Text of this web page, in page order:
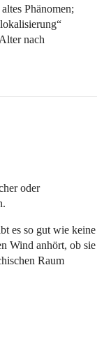
Phänomen;
nach
oder
es so gut wie keine
Wind anhört, ob sie
Raum